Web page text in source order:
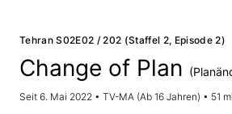
Tehran S02E02 / 202 (Staffel 2, Episode 2)
Change of Plan
Seit 6. Mai 2022 • TV-MA (Ab 16 Jahren) • 51